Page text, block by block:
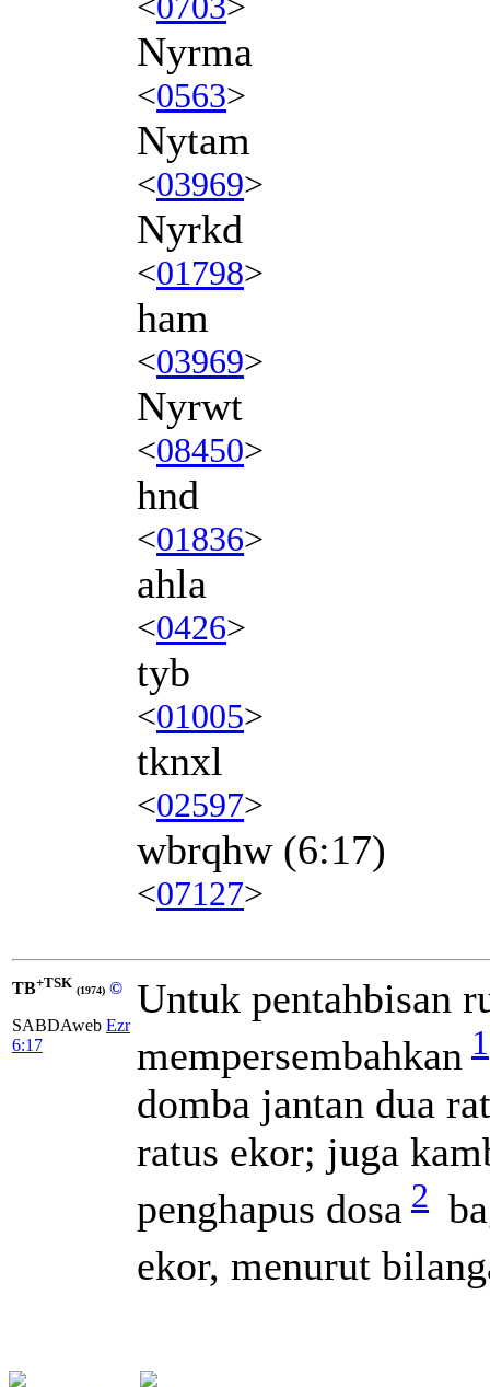
Nyrma
<0563>
Nytam
<03969>
Nyrkd
<01798>
ham
<03969>
Nyrwt
<08450>
hnd
<01836>
ahla
<0426>
tyb
<01005>
tknxl
<02597>
wbrqhw(6:17)
<07127>
TB+TSK (1974) ©
SABDAweb Ezr
6:17
Untuk pentahbisan
mempersembahkan 1
domba jantan dua
ratus ekor; juga
penghapus dosa 2
ekor, menurut